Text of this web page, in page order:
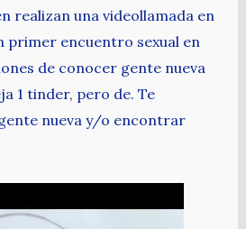
realizan una videollamada en
primer encuentro sexual en
de conocer gente nueva
1 tinder, pero de. Te
nueva y/o encontrar